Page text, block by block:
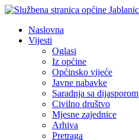
Naslovna
Vijesti
Oglasi
Iz općine
Općinsko vijeće
Javne nabavke
Saradnja sa dijasporom
Civilno društvo
Mjesne zajednice
Arhiva
Pretraga